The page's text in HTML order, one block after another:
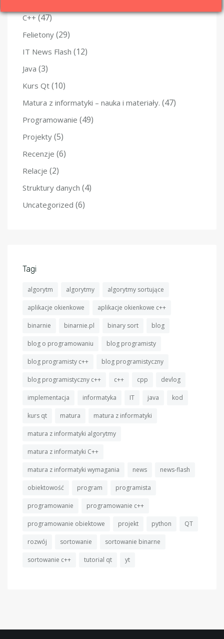
C++(47)
Felietony (29)
IT News Flash (12)
Java (3)
Kurs Qt (10)
Matura z informatyki – nauka i materiały. (47)
Programowanie (49)
Projekty (5)
Recenzje (6)
Relacje (2)
Struktury danych (4)
Uncategorized (6)
Tagi
algorytm algorytmy algorytmy sortujące
aplikacje okienkowe aplikacje okienkowe c++
binarnie binarnie.pl binary sort blog
blog o programowaniu blog programisty
blog programisty c++ blog programistyczny
blog programistyczny c++ c++ cpp devlog
implementacja informatyka IT java kod
kurs qt matura matura z informatyki
matura z informatyki algorytmy
matura z informatyki C++
matura z informatyki wymagania news news-flash
obiektowość program programista
programowanie programowanie c++
programowanie obiektowe projekt python QT
rozwój sortowanie sortowanie binarne
sortowanie c++ tutorial qt yt